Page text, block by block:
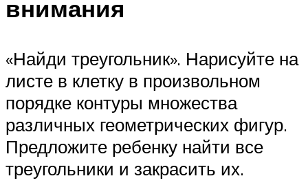
внимания
«Найди треугольник». Нарисуйте на
листе в клетку в произвольном
порядке контуры множества
различных геометрических фигур.
Предложите ребенку найти все
треугольники и закрасить их.